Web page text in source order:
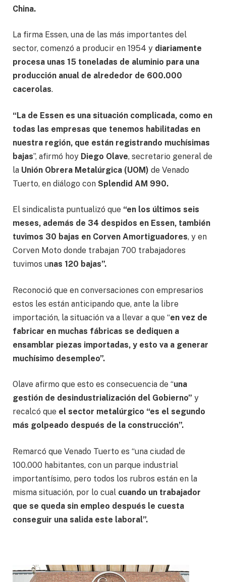
China.
La firma Essen, una de las más importantes del
sector, comenzó a producir en 1954 y diariamente
procesa unas 15 toneladas de aluminio para una
producción anual de alrededor de 600.000
cacerolas.
“La de Essen es una situación complicada, como en
todas las empresas que tenemos habilitadas en
nuestra región, que están registrando muchísimas
bajas”, afirmó hoy Diego Olave, secretario general de
la Unión Obrera Metalúrgica (UOM) de Venado
Tuerto, en diálogo con Splendid AM 990.
El sindicalista puntualizó que “en los últimos seis
meses, además de 34 despidos en Essen, también
tuvimos 30 bajas en Corven Amortiguadores, y en
Corven Moto donde trabajan 700 trabajadores
tuvimos unas 120 bajas”.
Reconoció que en conversaciones con empresarios
estos les están anticipando que, ante la libre
importación, la situación va a llevar a que “en vez de
fabricar en muchas fábricas se dediquen a
ensamblar piezas importadas, y esto va a generar
muchísimo desempleo”.
Olave afirmo que esto es consecuencia de “una
gestión de desindustrialización del Gobierno” y
recalcó que el sector metalúrgico “es el segundo
más golpeado después de la construcción”.
Remarcó que Venado Tuerto es “una ciudad de
100.000 habitantes, con un parque industrial
importantísimo, pero todos los rubros están en la
misma situación, por lo cual cuando un trabajador
que se queda sin empleo después le cuesta
conseguir una salida este laboral”.